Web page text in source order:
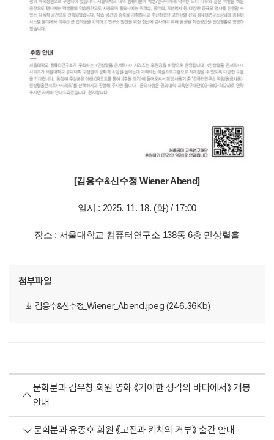
[김응수&신수정 Wiener Abend]
일시 : 2025. 11. 18. (화) / 17:00
장소 : 서울대학교 컴퓨터연구소 138동 6층 민상렬홀
첨부파일
김응수&신수정_Wiener_Abend.jpeg (246.36Kb)
문학분과 김우창 회원 영화 《기이한 생각의 바다에서》 개봉
안내
문학분과 유종호 회원 《고전과 키치의 거부》 출간 안내